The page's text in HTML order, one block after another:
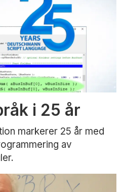
i 25 år
markerer 25 år med
av